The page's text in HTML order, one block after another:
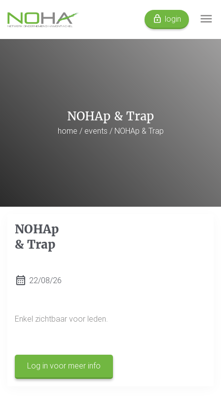
login
NOHAp & Trap
home / events / NOHAp & Trap
NOHAp
& Trap
22/08/26
Enkel zichtbaar voor leden.
Log in voor meer info